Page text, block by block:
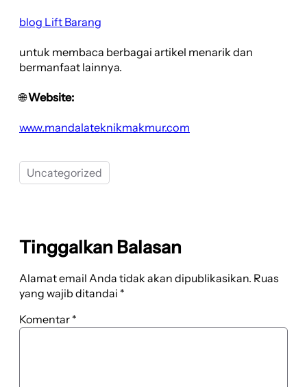
blog Lift Barang
untuk membaca berbagai artikel menarik dan
bermanfaat lainnya.
🌐Website:
www.mandalateknikmakmur.com
Uncategorized
Tinggalkan Balasan
Alamat email Anda tidak akan dipublikasikan. Ruas
yang wajib ditandai *
Komentar *